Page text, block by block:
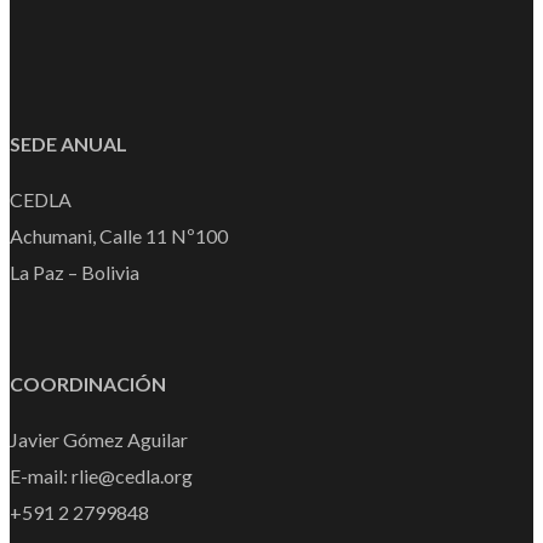
SEDE ANUAL
CEDLA
Achumani, Calle 11 Nº100
La Paz – Bolivia
COORDINACIÓN
Javier Gómez Aguilar
E-mail: rlie@cedla.org
+591 2 2799848